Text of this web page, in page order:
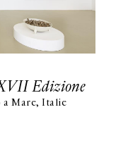
Edizione
a Mare, Italie